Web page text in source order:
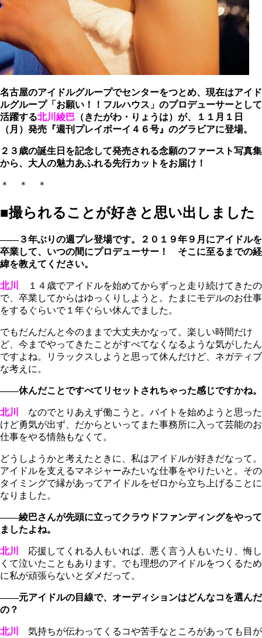
名古屋のアイドルグループでセンターをつとめ、現在はアイド
ルグループ「お願い！！フルハウス」のプロデューサーとして
活躍する北川綾巴 （きたがわ・りょうは）が、１１月１日
（月）発売『週刊プレイボーイ４６号』のグラビアに登場。
２３歳の誕生日を記念して発売される念願のファースト写真集
から、大人の魅力あふれる先行カットをお届け！
＊ ＊ ＊
■撮られることが好きと思い出しました
――３年ぶりの週プレ登場です。２０１９年９月にアイドルを
卒業して、いつの間にプロデューサー！ そこに至るまでの経
緯を教えてください。
北川
１４歳でアイドルを始めてからずっと走り続けてきたの
で、卒業してからはゆっくりしようと。たまにモデルのお仕事
をするぐらいで１年ぐらい休んでました。
でもだんだんと今のままで大丈夫かなって。楽しい時間だけ
ど、今までやってきたことがすべてなくなるような気がしたん
ですよね。リラックスしようと思って休んだけど、ネガティブ
な考えに。
――休んだことですべてリセットされちゃった感じですかね。
北川
なのでとりあえず働こうと。バイトを始めようと思った
けど勇気が出ず、だからといってまた事務所に入って芸能のお
仕事をやる情熱もなくて。
どうしようかと考えたときに、私はアイドルが好きだなって。
アイドルを支えるマネジャーみたいな仕事をやりたいと。その
タイミングで縁があってアイドルをゼロから立ち上げることに
なりました。
――綾巴さんが先頭に立ってクラウドファンディングをやって
ましたよね。
北川
応援してくれる人もいれば、悪く言う人もいたり、悔し
くて泣いたこともあります。でも理想のアイドルをつくるため
に私が頑張らないとダメだって。
――元アイドルの目線で、オーディションはどんなコを選んだ
の？
北川 気持ちが伝わってくるコや苦手なところがあっても目が